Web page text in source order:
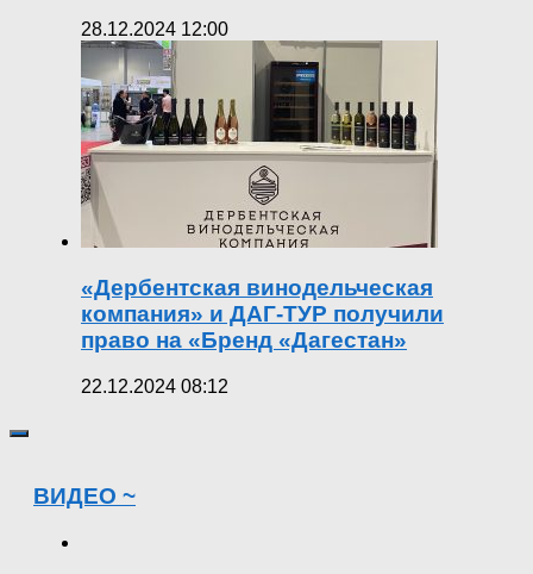
28.12.2024 12:00
«Дербентская винодельческая
компания» и ДАГ-ТУР получили
право на «Бренд «Дагестан»
22.12.2024 08:12
ВИДЕО ~